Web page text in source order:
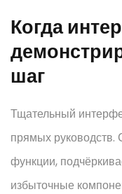
Когда
шаг
Тщательный
прямых руководств.
функции,
избыточные